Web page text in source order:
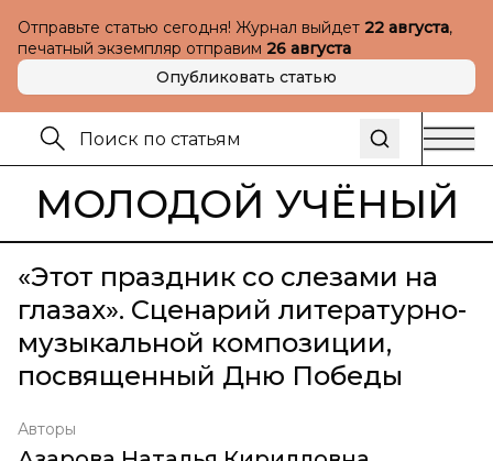
Отправьте статью сегодня! Журнал выйдет 22 августа,
печатный экземпляр отправим 26 августа
Опубликовать статью
МОЛОДОЙ УЧЁНЫЙ
«Этот праздник со слезами на
глазах». Сценарий литературно-
музыкальной композиции,
посвященный Дню Победы
Авторы